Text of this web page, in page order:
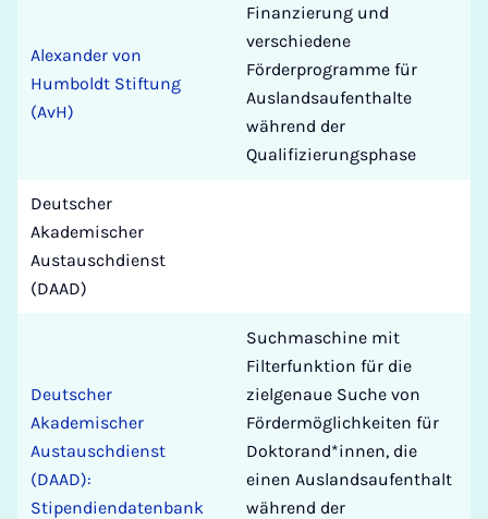
Alexander von
Humboldt Stiftung
(AvH)
Finanzierung und
verschiedene
Förderprogramme für
Auslandsaufenthalte
während der
Qualifizierungsphase
Deutscher
Akademischer
Austauschdienst
(DAAD)
Deutscher
Akademischer
Austauschdienst
(DAAD):
Stipendiendatenbank
Suchmaschine mit
Filterfunktion für die
zielgenaue Suche von
Fördermöglichkeiten für
Doktorand*innen, die
einen Auslandsaufenthalt
während der